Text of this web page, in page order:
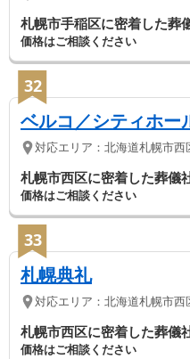
札幌市手稲区に密着した葬
価格はご相談ください
32
ベルコ／シティホー
対応エリア： 北海道札幌市西
札幌市西区に密着した葬儀
価格はご相談ください
33
札幌典礼
対応エリア： 北海道札幌市西
札幌市西区に密着した葬儀
価格はご相談ください